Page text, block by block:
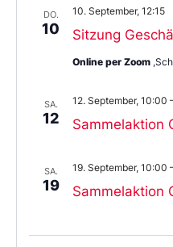
DO.
10 Sitzung
10. September, 12:15
Online per Zoom
SA.
12 Sammelaktion
12. September, 10:00
SA.
19 Sammelaktion
19. September, 10:00